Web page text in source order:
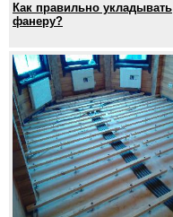
Как правильно укладывать
фанеру?